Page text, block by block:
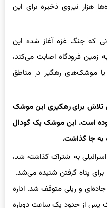
اعلام کرده بود که ارتش این
هزار نیروی ذخیره برای این
که جنگ غزه آغاز شده این
فرودگاه اصابت می‌کند،
موشک‌های رهگیر در مناطق
تلاش برای رهگیری این موشک
است. این موشک یک گودال
به جا گذاشت.
به اشتراک گذاشته شد،
پناه گرفتن شنیده می‌شد.
و ریلی متوقف شد. اداره